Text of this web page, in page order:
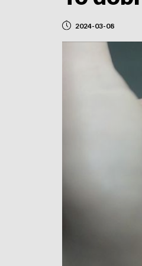
2024-03-08